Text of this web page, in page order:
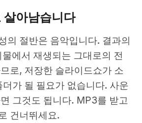
아남습니다
의 절반은 음악입니다. 결과의
에서 재생되는 그대로의 전
로, 저장한 슬라이드쇼가 소
가 될 필요가 없습니다. 사운
그것도 됩니다. MP3를 받고
건너뛰세요.